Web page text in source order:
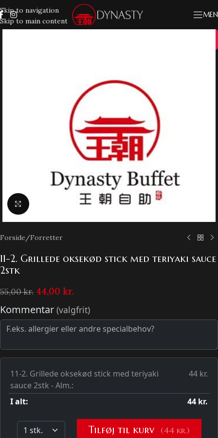
Skip to navigation
Skip to main content
Klik for at forstørre
Forside/Forretter
11-2. Grillede oksekød stick med teriyaki sauce
2stk
55,00kr. 44,00 kr.